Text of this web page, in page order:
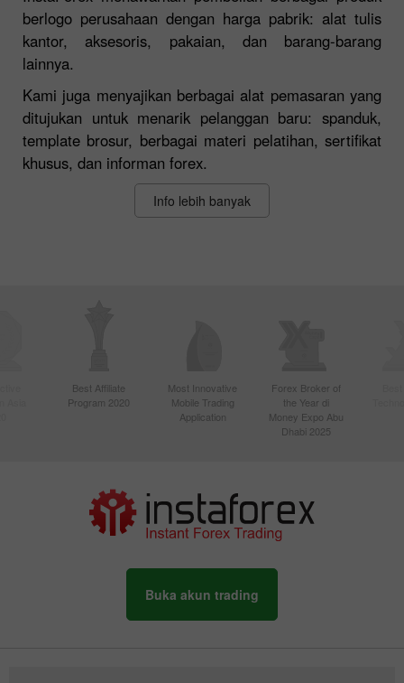
berlogo perusahaan dengan harga pabrik: alat tulis
kantor, aksesoris, pakaian, dan barang-barang
lainnya.
Kami juga menyajikan berbagai alat pemasaran yang
ditujukan untuk menarik pelanggan baru: spanduk,
template brosur, berbagai materi pelatihan, sertifikat
khusus, dan informan forex.
Info lebih banyak
Best Affiliate
Program 2020
Most Innovative
Mobile Trading
Application
Forex Broker of
the Year di
Money Expo Abu
Dhabi 2025
Buka akun trading